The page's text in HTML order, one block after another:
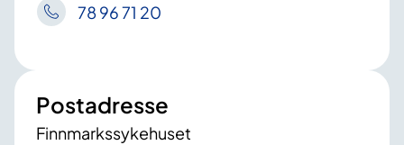
78 96 71 20
Postadresse
Finnmarkssykehuset